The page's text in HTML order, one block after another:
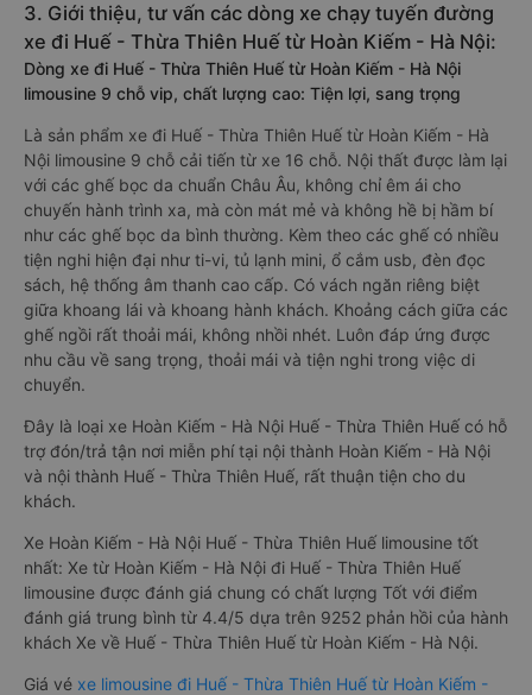
3. Giới thiệu, tư vấn các dòng xe chạy tuyến đường
xe đi Huế - Thừa Thiên Huế từ Hoàn Kiếm - Hà Nội:
Dòng xe đi Huế - Thừa Thiên Huế từ Hoàn Kiếm - Hà Nội
limousine 9 chỗ vip, chất lượng cao: Tiện lợi, sang trọng
Là sản phẩm xe đi Huế - Thừa Thiên Huế từ Hoàn Kiếm - Hà
Nội limousine 9 chỗ cải tiến từ xe 16 chỗ. Nội thất được làm lại
với các ghế bọc da chuẩn Châu Âu, không chỉ êm ái cho
chuyến hành trình xa, mà còn mát mẻ và không hề bị hầm bí
như các ghế bọc da bình thường. Kèm theo các ghế có nhiều
tiện nghi hiện đại như ti-vi, tủ lạnh mini, ổ cắm usb, đèn đọc
sách, hệ thống âm thanh cao cấp. Có vách ngăn riêng biệt
giữa khoang lái và khoang hành khách. Khoảng cách giữa các
ghế ngồi rất thoải mái, không nhồi nhét. Luôn đáp ứng được
nhu cầu về sang trọng, thoải mái và tiện nghi trong việc di
chuyển.
Đây là loại xe Hoàn Kiếm - Hà Nội Huế - Thừa Thiên Huế có hỗ
trợ đón/trả tận nơi miễn phí tại nội thành Hoàn Kiếm - Hà Nội
và nội thành Huế - Thừa Thiên Huế, rất thuận tiện cho du
khách.
Xe Hoàn Kiếm - Hà Nội Huế - Thừa Thiên Huế limousine tốt
nhất: Xe từ Hoàn Kiếm - Hà Nội đi Huế - Thừa Thiên Huế
limousine được đánh giá chung có chất lượng Tốt với điểm
đánh giá trung bình từ 4.4/5 dựa trên 9252 phản hồi của hành
khách Xe về Huế - Thừa Thiên Huế từ Hoàn Kiếm - Hà Nội.
Giá vé xe limousine đi Huế - Thừa Thiên Huế từ Hoàn Kiếm -